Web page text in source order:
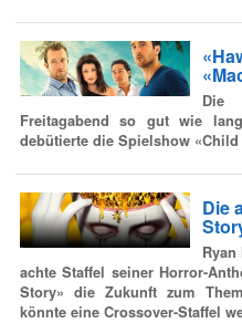
Die
Freitagabend so gut wie
debütierte die Spielshow
Die
achte Staffel seiner Horror-
Story» die Zukunft zum
könnte eine Crossover-Staffel